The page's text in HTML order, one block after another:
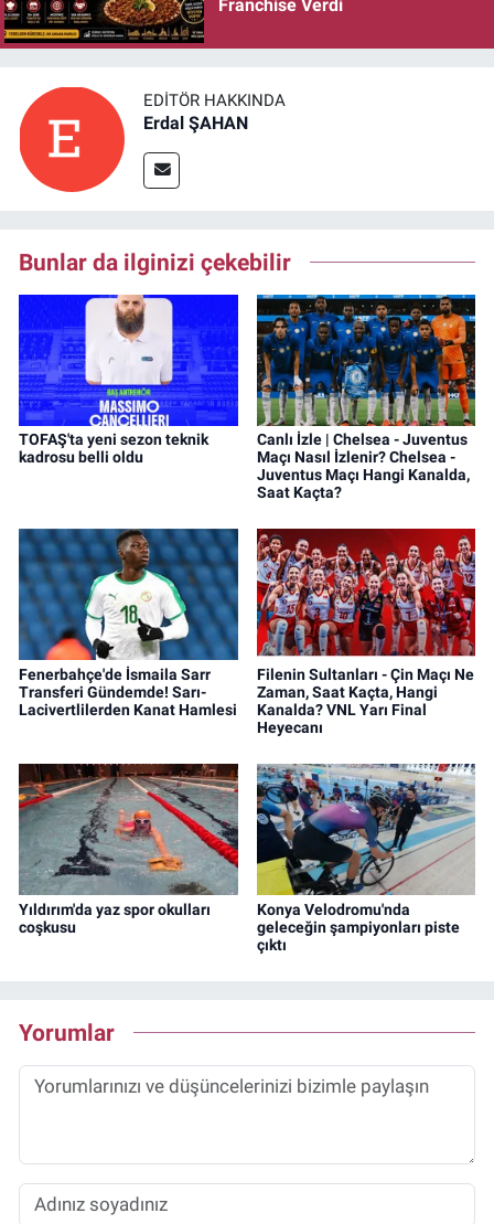
Franchise Verdi
EDITÖR HAKKINDA
Erdal ŞAHAN
Bunlar da ilginizi çekebilir
TOFAŞ'ta yeni sezon teknik
kadrosu belli oldu
Canlı İzle | Chelsea - Juventus
Maçı Nasıl İzlenir? Chelsea -
Juventus Maçı Hangi Kanalda,
Saat Kaçta?
Fenerbahçe'de İsmaila Sarr
Transferi Gündemde! Sarı-
Lacivertlilerden Kanat Hamlesi
Filenin Sultanları - Çin Maçı Ne
Zaman, Saat Kaçta, Hangi
Kanalda? VNL Yarı Final
Heyecanı
Yıldırım'da yaz spor okulları
coşkusu
Konya Velodromu'nda
geleceğin şampiyonları piste
çıktı
Yorumlar